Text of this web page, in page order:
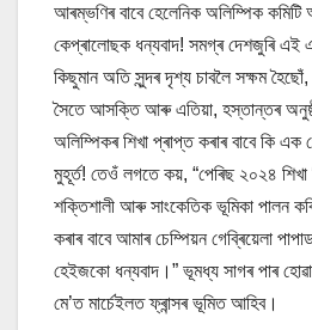
আৰম্ভণিৰ বাবে হেলেনিক অলিম্পিক
কেপ্ৰালোছক ধন্যবাদ! সমগ্ৰ দেশজুৰি এই
কিছুমান অতি সুন্দৰ দৃশ্য চাবলৈ সক্ষম
সৈতে আসক্তি আৰু এতিয়া, হস্তান্তৰ
অলিম্পিকৰ শিখা প্ৰাপ্ত কৰাৰ বাবে কি
মুহূৰ্ত! তেওঁ লগতে কয়, “পেৰিছ ২০২৪ শিখা
শক্তিশালী আৰু সাংকেতিক ভূমিকা পালন
কৰাৰ বাবে আমাৰ চেম্পিয়ন গেব্ৰিয়েলা
হেইজকো ধন্যবাদ।” ভূমধ্য সাগৰ পাৰ
মে’ত মাৰ্চেইলত ফ্ৰান্সৰ ভূমিত আহিব।